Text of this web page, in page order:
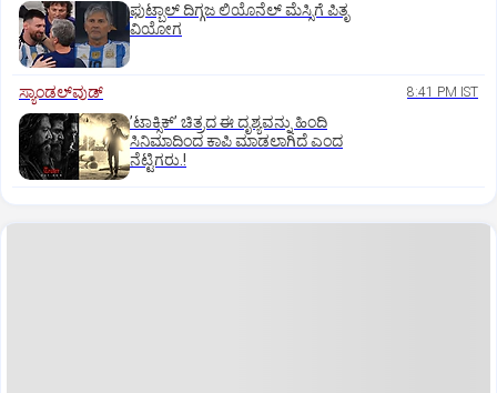
ಫುಟ್ಬಾಲ್ ದಿಗ್ಗಜ ಲಿಯೊನೆಲ್‌ ಮೆಸ್ಸಿಗೆ ಪಿತೃ
ವಿಯೋಗ
ಸ್ಯಾಂಡಲ್‌ವುಡ್‌ 8:41 PM IST
ʼಟಾಕ್ಸಿಕ್‌ʼ ಚಿತ್ರದ ಈ ದೃಶ್ಯವನ್ನು ಹಿಂದಿ
ಸಿನಿಮಾದಿಂದ ಕಾಪಿ ಮಾಡಲಾಗಿದೆ ಎಂದ
ನೆಟ್ಟಿಗರು.!